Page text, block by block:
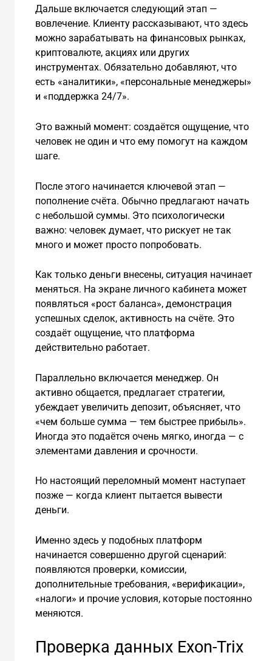
Дальше включается следующий этап —
вовлечение. Клиенту рассказывают, что здесь
можно зарабатывать на финансовых рынках,
криптовалюте, акциях или других
инструментах. Обязательно добавляют, что
есть «аналитики», «персональные менеджеры»
и «поддержка 24/7».
Это важный момент: создаётся ощущение, что
человек не один и что ему помогут на каждом
шаге.
После этого начинается ключевой этап —
пополнение счёта. Обычно предлагают начать
с небольшой суммы. Это психологически
важно: человек думает, что рискует не так
много и может просто попробовать.
Как только деньги внесены, ситуация начинает
меняться. На экране личного кабинета может
появляться «рост баланса», демонстрация
успешных сделок, активность на счёте. Это
создаёт ощущение, что платформа
действительно работает.
Параллельно включается менеджер. Он
активно общается, предлагает стратегии,
убеждает увеличить депозит, объясняет, что
«чем больше сумма — тем быстрее прибыль».
Иногда это подаётся очень мягко, иногда — с
элементами давления и срочности.
Но настоящий переломный момент наступает
позже — когда клиент пытается вывести
деньги.
Именно здесь у подобных платформ
начинается совершенно другой сценарий:
появляются проверки, комиссии,
дополнительные требования, «верификации»,
«налоги» и прочие условия, которые постоянно
меняются.
Проверка данных Exon-Trix